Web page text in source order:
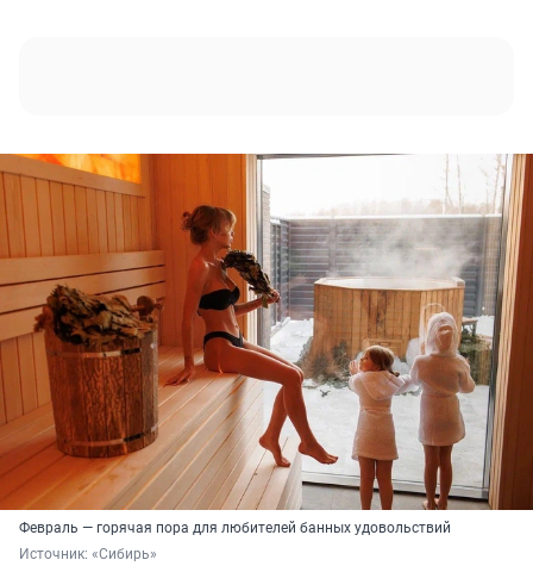
Февраль — горячая пора для любителей банных удовольствий
Источник: «Сибирь»